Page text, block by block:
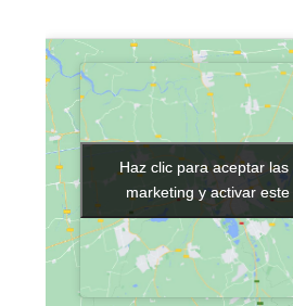
Haz clic para aceptar
marketing y activar
Haz clic para aceptar
marketing y activar